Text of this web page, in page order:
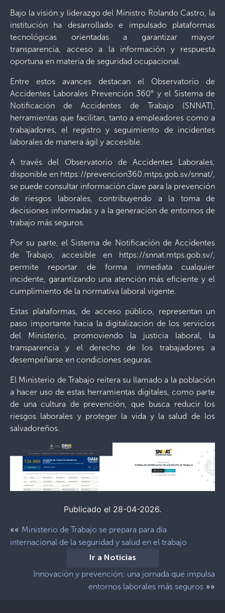
Bajo la visión y liderazgo del Ministro Rolando Castro, la
institución ha desarrollado e impulsado plataformas
tecnológicas orientadas a garantizar mayor
transparencia, acceso a la información y respuesta
oportuna en materia de seguridad ocupacional.
Entre estos avances destacan el Observatorio de
Accidentes Laborales Prevención 360° y el Sistema de
Notificación de Accidentes de Trabajo (SNNAT),
herramientas que facilitan, tanto a empleadores como a
trabajadores, el registro y seguimiento de incidentes
laborales de manera ágil y accesible.
A través del Observatorio de Accidentes Laborales,
disponible en https://prevencion360.mtps.gob.sv/snnat/,
se puede consultar información clave para la prevención
de riesgos laborales, contribuyendo a la toma de
decisiones informadas y a la generación de entornos de
trabajo más seguros.
Por su parte, el Sistema de Notificación de Accidentes
de Trabajo, accesible en https://snnat.mtps.gob.sv/,
permite reportar de forma inmediata cualquier
incidente, garantizando una atención más eficiente y el
cumplimiento de la normativa laboral vigente.
Estas plataformas, de acceso público, representan un
paso importante hacia la digitalización de los servicios
del Ministerio, promoviendo la justicia laboral, la
transparencia y el derecho de los trabajadores a
desempeñarse en condiciones seguras.
El Ministerio de Trabajo reitera su llamado a la población
a hacer uso de estas herramientas digitales, como parte
de una cultura de prevención, que busca reducir los
riesgos laborales y proteger la vida y la salud de los
salvadoreños.
Publicado el 28-04-2026.
«« Ministerio de Trabajo se prepara para día
internacional de la seguridad y salud en el trabajo
Ir a Noticias
Innovación y prevención: una jornada que impulsa
entornos laborales más seguros »»